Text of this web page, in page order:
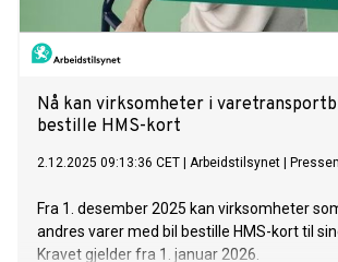
Nå kan virksomheter i
bestille HMS-kort
2.12.2025 09:13:36 CET Arbeidstilsynet
Fra 1. desember 2025 kan virksomheter
andres varer med bil bestille HMS-kort til
Kravet gjelder fra 1. januar 2026.